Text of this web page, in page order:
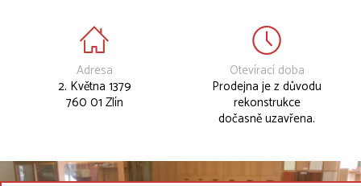
Adresa
2. Května 1379
760 01 Zlín
Otevírací doba
Prodejna je z důvodu
rekonstrukce
dočasně uzavřena.